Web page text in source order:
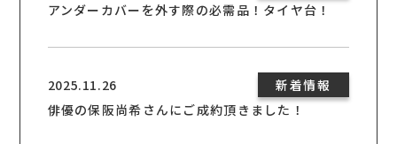
アンダーカバーを外す際の必需品！タイヤ台！
2025.11.26
新着情報
俳優の保阪尚希さんにご成約頂きました！